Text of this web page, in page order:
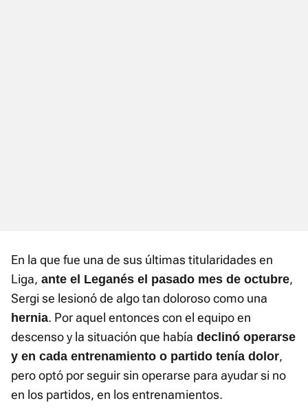
En la que fue una de sus últimas titularidades en
Liga, ante el Leganés el pasado mes de octubre,
Sergi se lesionó de algo tan doloroso como una
hernia. Por aquel entonces con el equipo en
descenso y la situación que había declinó operarse
y en cada entrenamiento o partido tenía dolor,
pero optó por seguir sin operarse para ayudar si no
en los partidos, en los entrenamientos.